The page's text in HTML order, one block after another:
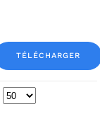
TÉLÉCHARGER